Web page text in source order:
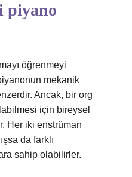
piyano
öğrenmeyi
mekanik
Ancak, bir org
için bireysel
Her iki enstrüman
da farklı
sahip olabilirler.